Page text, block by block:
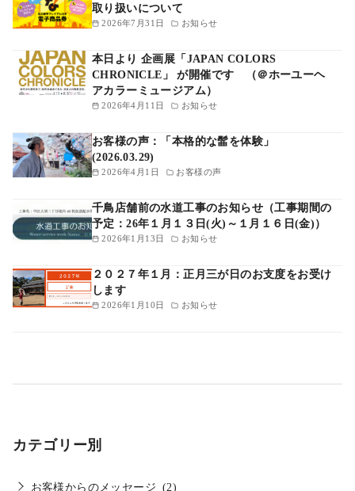
2026年7月31日 お知らせ
取り扱いについて
2026年4月11日 お知らせ
本日より 企画展「JAPAN COLORS
CHRONICLE」 が開催です （＠ホーユーヘ
アカラーミュージアム）
2026年4月1日 お客様の声
お客様の声：「本格的な髷を体験」
(2026.03.29)
2026年1月13日 お知らせ
千鳥店舗前の水道工事のお知らせ（工事期間の
予定：26年１月１３日(火)～１月１６日(金)）
2026年1月10日 お知らせ
２０２７年１月：正月三が日のお支度をお受け
します
カテゴリー別
お客様からのメッセージ (2)